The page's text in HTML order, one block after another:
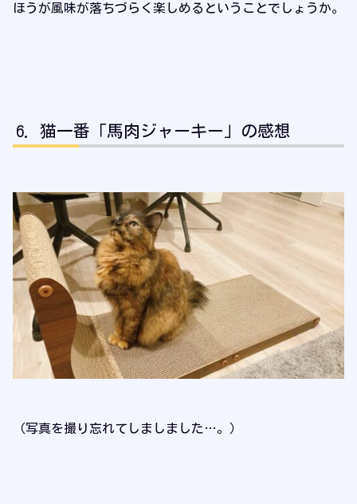
ほうが風味が落ちづらく楽しめるということでしょうか。
猫一番「馬肉ジャーキー」の感想
（写真を撮り忘れてしましました…。）